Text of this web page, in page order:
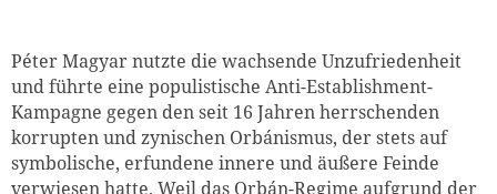
Péter Magyar nutzte die wachsende Unzufriedenheit
und führte eine populistische Anti-Establishment-
Kampagne gegen den seit 16 Jahren herrschenden
korrupten und zynischen Orbánismus, der stets auf
symbolische, erfundene innere und äußere Feinde
verwiesen hatte. Weil das Orbán-Regime aufgrund der